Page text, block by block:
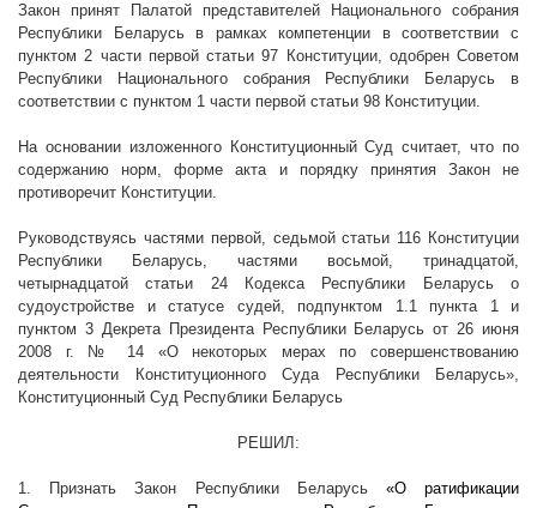
Закон принят Палатой представителей Национального собрания
Республики Беларусь в рамках компетенции в соответствии с
пунктом 2 части первой статьи 97 Конституции, одобрен Советом
Республики Национального собрания Республики Беларусь в
соответствии с пунктом 1 части первой статьи 98 Конституции.
На основании изложенного Конституционный Суд считает, что по
содержанию норм, форме акта и порядку принятия Закон не
противоречит Конституции.
Руководствуясь частями первой, седьмой статьи 116 Конституции
Республики Беларусь, частями восьмой, тринадцатой,
четырнадцатой статьи 24 Кодекса Республики Беларусь о
судоустройстве и статусе судей, подпунктом 1.1 пункта 1 и
пунктом 3 Декрета Президента Республики Беларусь от 26 июня
2008 г. № 14 «О некоторых мерах по совершенствованию
деятельности Конституционного Суда Республики Беларусь»,
Конституционный Суд Республики Беларусь
РЕШИЛ:
1. Признать Закон Республики Беларусь «О ратификации